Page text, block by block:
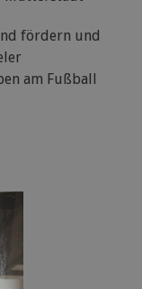
fördern und
am Fußball